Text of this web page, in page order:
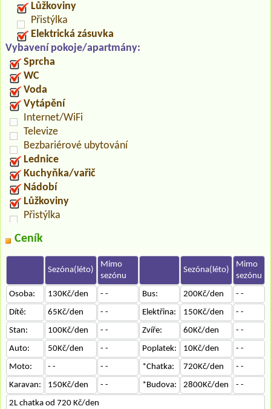
Lůžkoviny
Přistýlka
Elektrická zásuvka
Vybavení pokoje/apartmány:
Sprcha
WC
Voda
Vytápění
Internet/WiFi
Televize
Bezbariérové ubytování
Lednice
Kuchyňka/vařič
Nádobí
Lůžkoviny
Přistýlka
Ceník
Sezóna(léto)
Mimo
sezónu
Sezóna(léto)
Mimo
sezónu
Osoba:
130Kč/den - - Bus: 200Kč/den
- -
Dítě:
65Kč/den - - Elektřina: 150Kč/den
- -
Stan:
100Kč/den - - Zvíře: 60Kč/den
- -
Auto:
50Kč/den - - Poplatek: 10Kč/den
- -
Moto:
- - - - *Chatka: 720Kč/den
- -
Karavan:
150Kč/den - - *Budova: 2800Kč/den
- -
2L chatka od 720 Kč/den